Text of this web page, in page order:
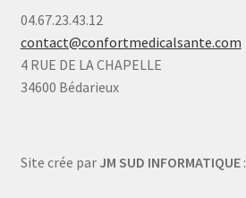
04.67.23.43.12
contact@confortmedicalsante.com
4 RUE DE LA CHAPELLE
34600 Bédarieux
Site crée par JM SUD INFORMATIQUE: